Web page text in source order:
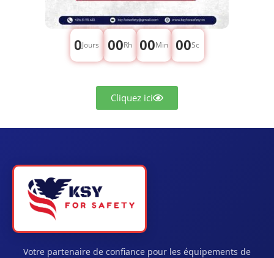
0Jours 00Rh 00Min 00Sc
Cliquez ici
Votre partenaire de confiance pour les équipements de